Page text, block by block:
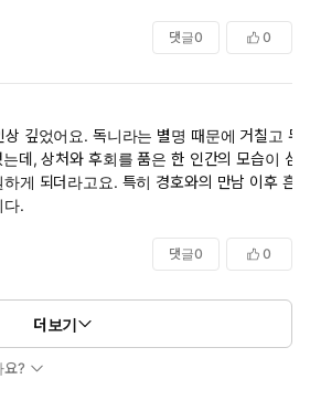
댓글0 0
깊었어요. 독니라는 별명 때문에 거칠고 무
데, 상처와 후회를 품은 한 인간의 모습이 섬
게 되더라고요. 특히 경호와의 만남 이후 흔
다.
댓글0 0
더보기
요?